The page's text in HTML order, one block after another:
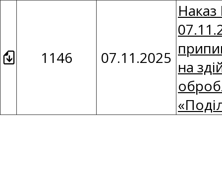
1146 07.11.2025
Наказ
на